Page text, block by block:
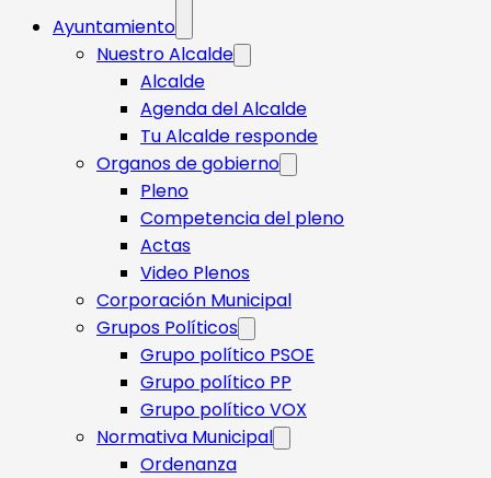
Ayuntamiento
Nuestro Alcalde
Alcalde
Agenda del Alcalde
Tu Alcalde responde​
Organos de gobierno
Pleno
Competencia del pleno
Actas
Video Plenos
Corporación Municipal
Grupos Políticos
Grupo político PSOE
Grupo político PP
Grupo político VOX
Normativa Municipal
Ordenanza